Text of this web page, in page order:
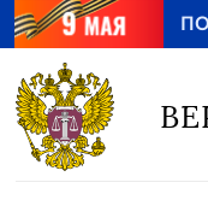
Главная